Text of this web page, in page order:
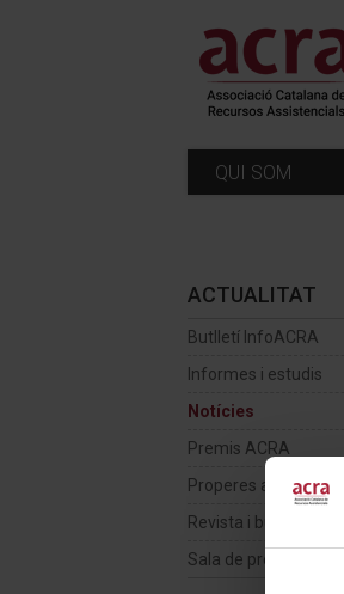
QUI SOM
ACTUALITAT
Butlletí InfoACRA
Informes i estudis
Notícies
Premis ACRA
Properes activitats
Revista i butlletí
Sala de premsa